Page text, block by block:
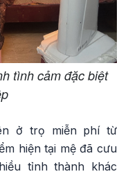
tình cảm đặc biệt
ở trọ miễn phí từ
hiện tại mệ đã cưu
tỉnh thành khác